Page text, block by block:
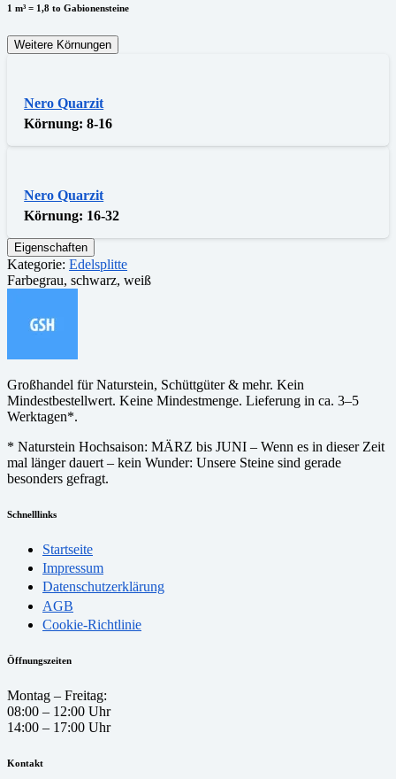
1 m³ = 1,8 to Gabionensteine
Weitere Körnungen
Nero Quarzit
Körnung:8-16
Nero Quarzit
Körnung: 16-32
Eigenschaften
Kategorie: Edelsplitte
Farbegrau, schwarz, weiß
Großhandel für Naturstein, Schüttgüter & mehr. Kein
Mindestbestellwert. Keine Mindestmenge. Lieferung in ca. 3–5
Werktagen*.
* Naturstein Hochsaison: MÄRZ bis JUNI – Wenn es in dieser Zeit
mal länger dauert – kein Wunder: Unsere Steine sind gerade
besonders gefragt.
Schnelllinks
Startseite
Impressum
Datenschutzerklärung
AGB
Cookie-Richtlinie
Öffnungszeiten
Montag – Freitag:
08:00 – 12:00 Uhr
14:00 – 17:00 Uhr
Kontakt